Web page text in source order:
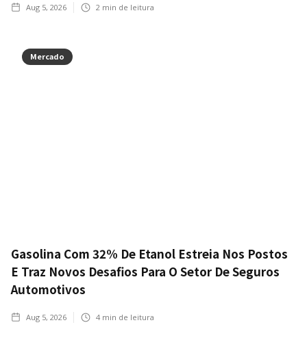
Aug 5, 2026 2 min de leitura
Mercado
Gasolina Com 32% De Etanol Estreia Nos Postos
E Traz Novos Desafios Para O Setor De Seguros
Automotivos
Aug 5, 2026 4 min de leitura